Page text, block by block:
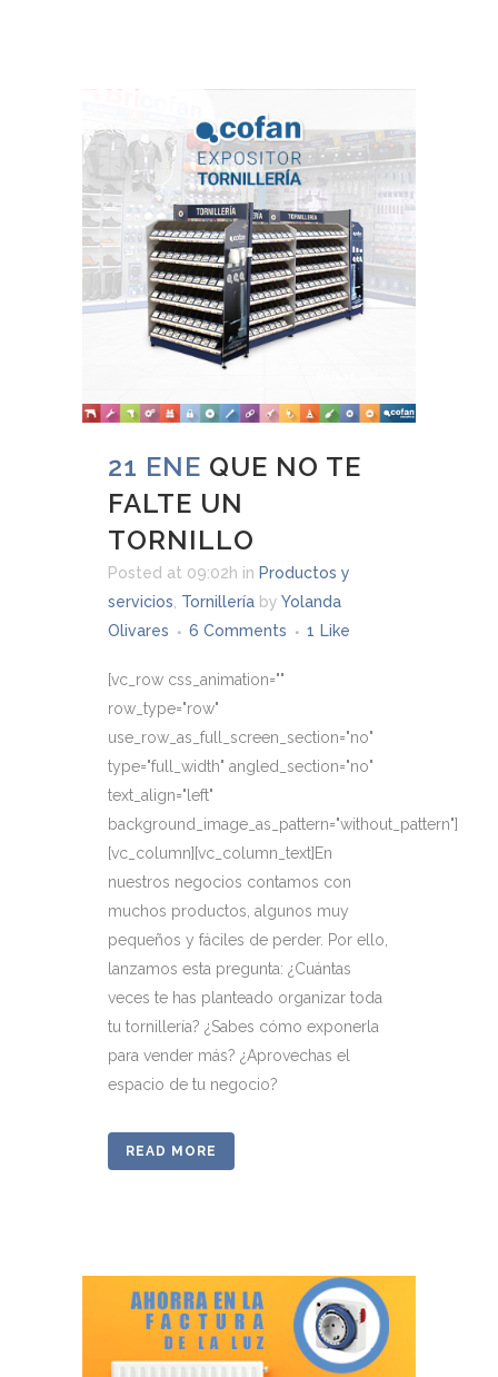
21 ENE QUE NO TE
FALTE UN
TORNILLO
Posted at 09:02h in Productos y
servicios Tornillería by Yolanda
Olivares
6 Comments 1 Like
[vc_row css_animation=""
row_type="row"
use_row_as_full_screen_section="no"
type="full_width" angled_section="no"
text_align="left"
background_image_as_pattern="without_pattern"]
[vc_column][vc_column_text]En
nuestros negocios contamos con
muchos productos, algunos muy
pequeños y fáciles de perder. Por ello,
lanzamos esta pregunta: ¿Cuántas
veces te has planteado organizar toda
tu tornillería? ¿Sabes cómo exponerla
para vender más? ¿Aprovechas el
espacio de tu negocio?
READ MORE